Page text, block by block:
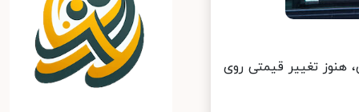
هنوز تغییر قیمتی روی